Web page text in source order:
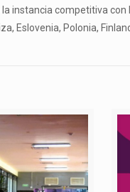
instancia competitiva
Eslovenia, Polonia,